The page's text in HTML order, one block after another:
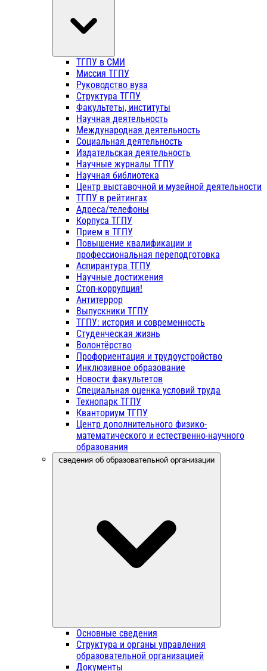
ТГПУ в СМИ
Миссия ТГПУ
Руководство вуза
Структура ТГПУ
Факультеты, институты
Научная деятельность
Международная деятельность
Социальная деятельность
Издательская деятельность
Научные журналы ТГПУ
Научная библиотека
Центр выставочной и музейной деятельности
ТГПУ в рейтингах
Адреса/телефоны
Корпуса ТГПУ
Прием в ТГПУ
Повышение квалификации и
профессиональная переподготовка
Аспирантура ТГПУ
Научные достижения
Стоп-коррупция!
Антитеррор
Выпускники ТГПУ
ТГПУ: история и современность
Студенческая жизнь
Волонтёрство
Профориентация и трудоустройство
Инклюзивное образование
Новости факультетов
Специальная оценка условий труда
Технопарк ТГПУ
Кванториум ТГПУ
Центр дополнительного физико-
математического и естественно-научного
образования
Сведения об образовательной организации
Основные сведения
Структура и органы управления
образовательной организацией
Документы